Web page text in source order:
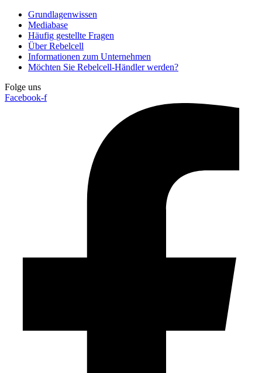
Grundlagenwissen
Mediabase
Häufig gestellte Fragen
Über Rebelcell
Informationen zum Unternehmen
Möchten Sie Rebelcell-Händler werden?
Folge uns
Facebook-f